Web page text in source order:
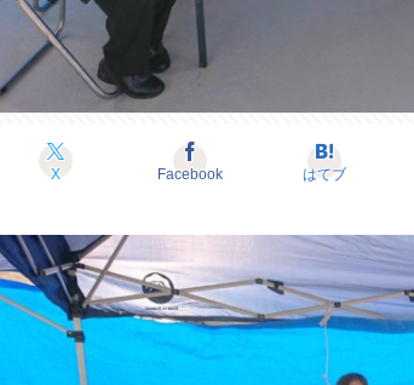
X Facebook はてブ